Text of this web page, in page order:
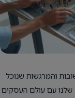
והמרגשות שנוכל
שלנו עם עולם העסקים